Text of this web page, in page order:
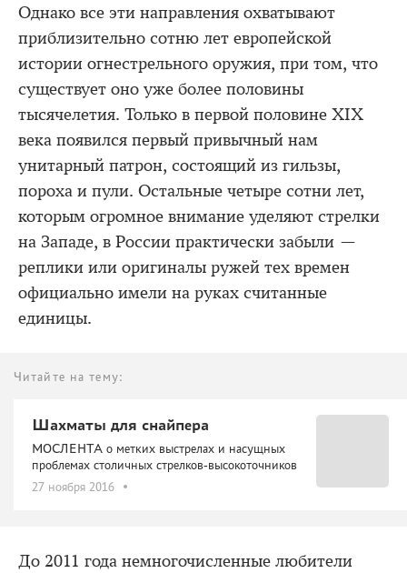
Однако все эти направления охватывают
приблизительно сотню лет европейской
истории огнестрельного оружия, при том, что
существует оно уже более половины
тысячелетия. Только в первой половине XIX
века появился первый привычный нам
унитарный патрон, состоящий из гильзы,
пороха и пули. Остальные четыре сотни лет,
которым огромное внимание уделяют стрелки
на Западе, в России практически забыли —
реплики или оригиналы ружей тех времен
официально имели на руках считанные
единицы.
Читайте на тему:
Шахматы для снайпера
МОСЛЕНТА о метких выстрелах и насущных
проблемах столичных стрелков-высокоточников
27 ноября 2016
До 2011 года немногочисленные любители